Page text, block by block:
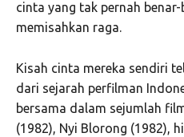
cinta yang tak pernah
memisahkan raga.
Kisah cinta mereka sendiri
dari sejarah perfilman
bersama dalam sejumlah
(1982), Nyi Blorong (1982),